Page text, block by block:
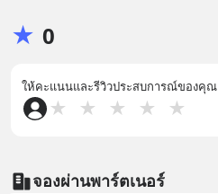
★ 0
ให้คะแนนและรีวิวประสบการณ์ของคุณ
★ ★ ★ ★ ★
จองผ่านพาร์ตเนอร์